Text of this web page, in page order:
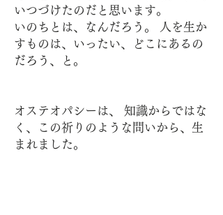
いつづけたのだと思います。
いのちとは、なんだろう。 人を生か
すものは、いったい、どこにあるの
だろう、と。
オステオパシーは、 知識からではな
く、この祈りのような問いから、生
まれました。